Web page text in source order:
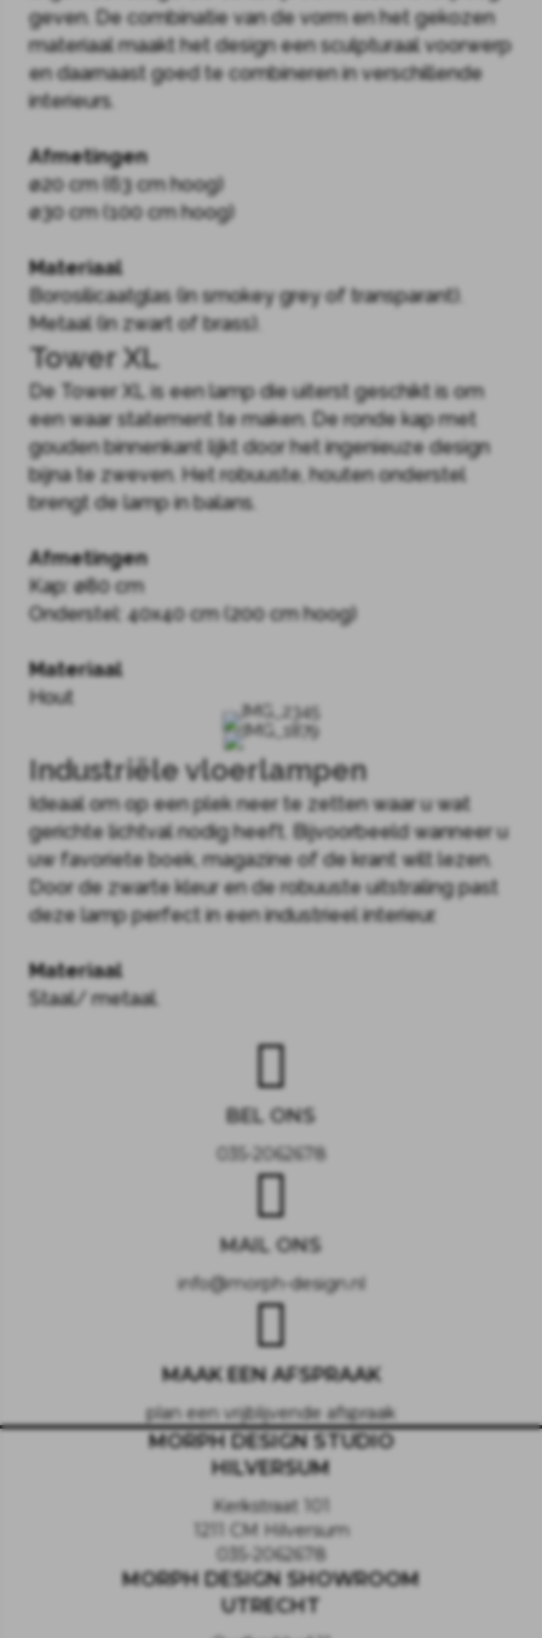
geven. De combinatie van de vorm en het gekozen
materiaal maakt het design een sculpturaal voorwerp
en daarnaast goed te combineren in verschillende
interieurs.
Afmetingen
ø20 cm (63 cm hoog)
ø30 cm (100 cm hoog)
Materiaal
Borosilicaatglas (in smokey grey of transparant).
Metaal (in zwart of brass).
Tower XL
De Tower XL is een lamp die uiterst geschikt is om
een waar statement te maken. De ronde kap met
gouden binnenkant lijkt door het ingenieuze design
bijna te zweven. Het robuuste, houten onderstel
brengt de lamp in balans.
Afmetingen
Kap: ø80 cm
Onderstel: 40x40 cm (200 cm hoog)
Materiaal
Hout
Industriële vloerlampen
Ideaal om op een plek neer te zetten waar u wat
gerichte lichtval nodig heeft. Bijvoorbeeld wanneer u
uw favoriete boek, magazine of de krant wilt lezen.
Door de zwarte kleur en de robuuste uitstraling past
deze lamp perfect in een industrieel interieur.
Materiaal
Staal/ metaal.
BEL ONS
035-2062678
MAIL ONS
info@morph-design.nl
MAAK EEN AFSPRAAK
plan een vrijblijvende afspraak
MORPH DESIGN STUDIO
HILVERSUM
Kerkstraat 101
1211 CM Hilversum
035-2062678
MORPH DESIGN SHOWROOM
UTRECHT